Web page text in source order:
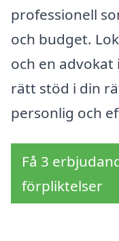
professionell
och budget.
och en advokat
rätt stöd i din
personlig och
Få 3
förpliktelser